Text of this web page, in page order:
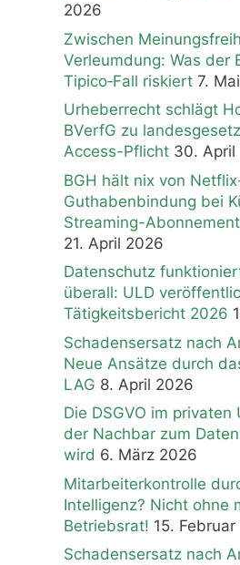
2026
Zwischen
Verleumdung: Was der
Tipico‑Fall riskiert 7.
Urheberrecht schlägt
BVerfG zu
Access-Pflicht 30. April
BGH hält nix von
Guthabenbindung bei
Streaming-
21. April 2026
Datenschutz
überall: ULD
Tätigkeitsbericht 2026
Schadensersatz nach
Neue Ansätze durch
LAG 8. April 2026
Die DSGVO im privaten
der Nachbar zum
wird 6. März 2026
Mitarbeiterkontrolle
Intelligenz? Nicht ohne
Betriebsrat! 15.
Schadensersatz nach